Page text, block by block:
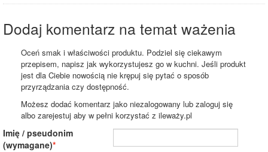
Dodaj komentarz na temat ważenia
Oceń smak i właściwości produktu. Podziel się ciekawym
przepisem, napisz jak wykorzystujesz go w kuchni. Jeśli produkt
jest dla Ciebie nowością nie krępuj się pytać o sposób
przyrządzania czy dostępność.
Możesz dodać komentarz jako niezalogowany lub zaloguj się
albo zarejestuj aby w pełni korzystać z ileważy.pl
Imię / pseudonim
(wymagane)